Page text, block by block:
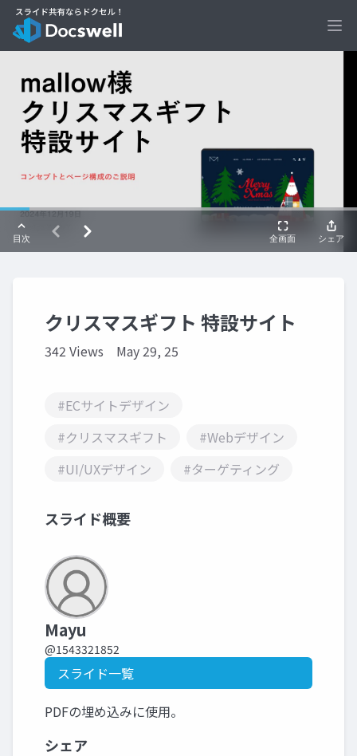
クリスマスギフト 特設サイト
342 Views May 29, 25
#ECサイトデザイン
#クリスマスギフト
#Webデザイン
#UI/UXデザイン
#ターゲティング
スライド概要
Mayu
@1543321852
スライド一覧
PDFの埋め込みに使用。
シェア